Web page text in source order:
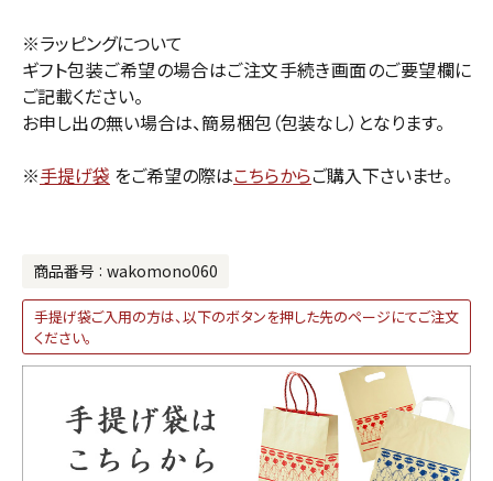
※ラッピングについて
ギフト包装ご希望の場合はご注文手続き画面のご要望欄に
ご記載ください。
お申し出の無い場合は、簡易梱包（包装なし）となります。
※手提げ袋 をご希望の際はこちらからご購入下さいませ。
商品番号 wakomono060
手提げ袋ご入用の方は、以下のボタンを押した先のページにてご注文
ください。